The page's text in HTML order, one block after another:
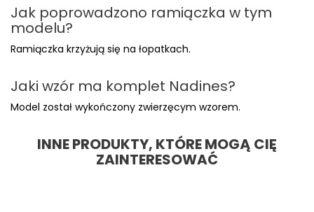
Jak poprowadzono ramiączka w tym
modelu?
Ramiączka krzyżują się na łopatkach.
Jaki wzór ma komplet Nadines?
Model został wykończony zwierzęcym wzorem.
INNE PRODUKTY, KTÓRE MOGĄ CIĘ
ZAINTERESOWAĆ